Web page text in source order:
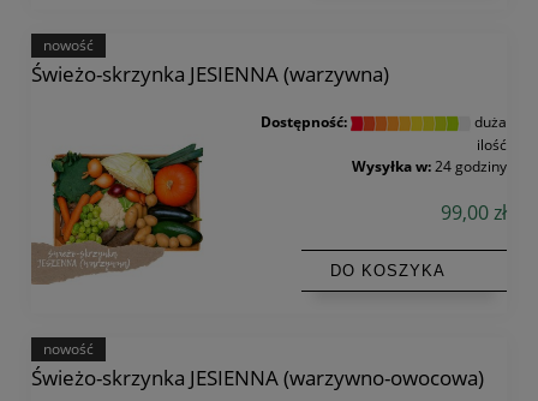
Świeżo-skrzynka JESIENNA (warzywna)
Dostępność:
duża
ilość
Wysyłka w: 24 godziny
99,00 zł
DO KOSZYKA
nowość
Świeżo-skrzynka JESIENNA (warzywno-owocowa)
nowość